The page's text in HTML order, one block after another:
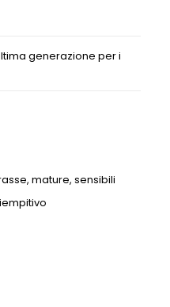
generazione per i
mature, sensibili